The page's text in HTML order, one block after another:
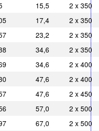
15,5
2 x 350
17,4
2 x 350
23,2
2 x 350
34,6
2 x 350
34,6
2 x 400
47,6
2 x 400
47,6
2 x 450
57,0
2 x 500
67,0
2 x 500